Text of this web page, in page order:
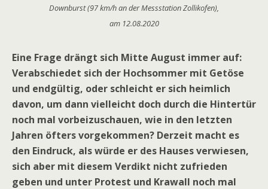
Downburst (97 km/h an der Messstation Zollikofen),
am 12.08.2020
Eine Frage drängt sich Mitte August immer auf:
Verabschiedet sich der Hochsommer mit Getöse
und endgültig, oder schleicht er sich heimlich
davon, um dann vielleicht doch durch die Hintertür
noch mal vorbeizuschauen, wie in den letzten
Jahren öfters vorgekommen? Derzeit macht es
den Eindruck, als würde er des Hauses verwiesen,
sich aber mit diesem Verdikt nicht zufrieden
geben und unter Protest und Krawall noch mal